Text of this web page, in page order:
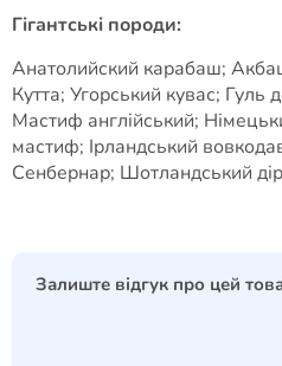
Гігантські породи:
Анатолийский карабаш;
Кутта; Угорський кувас; Гуль
Мастиф англійський;
мастиф; Ірландський
Сенбернар; Шотландський
Залиште відгук про цей